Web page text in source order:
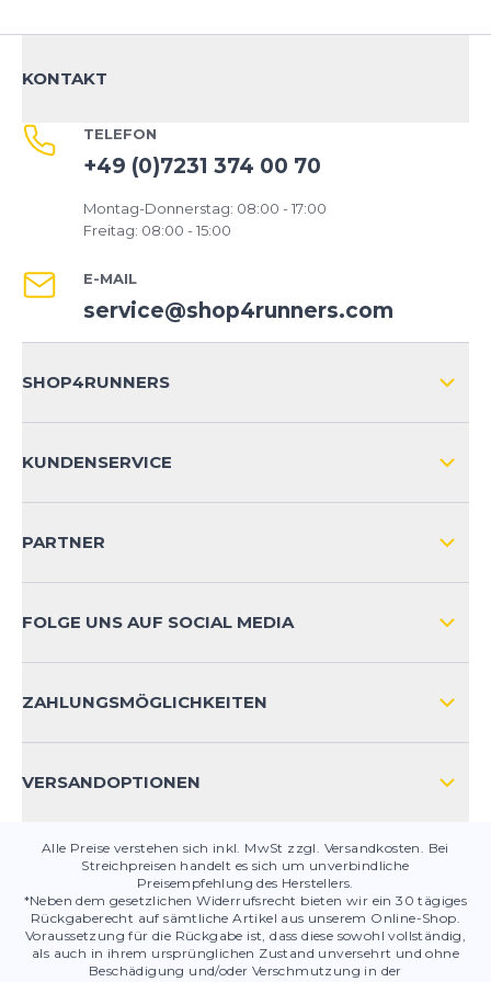
KONTAKT
TELEFON
+49 (0)7231 374 00 70
Montag-Donnerstag: 08:00 - 17:00
Freitag: 08:00 - 15:00
E-MAIL
service@shop4runners.com
SHOP4RUNNERS
KUNDENSERVICE
KONTAKT
PRODUKTSICHERHEIT
PARTNER
FOLGE UNS AUF SOCIAL MEDIA
ZAHLUNGSMÖGLICHKEITEN
VERSANDOPTIONEN
Alle Preise verstehen sich inkl. MwSt zzgl. Versandkosten. Bei
Streichpreisen handelt es sich um unverbindliche
Preisempfehlung des Herstellers.
*Neben dem gesetzlichen Widerrufsrecht bieten wir ein 30 tägiges
Rückgaberecht auf sämtliche Artikel aus unserem Online-Shop.
Voraussetzung für die Rückgabe ist, dass diese sowohl vollständig,
als auch in ihrem ursprünglichen Zustand unversehrt und ohne
Beschädigung und/oder Verschmutzung in der